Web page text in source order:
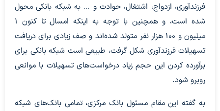
فرزندآوری، ازدواج، اشتغال، حوادث و … به شبکه بانکی محول
شده است، و همچنین با توجه به اینکه امسال تا کنون ۱
میلیون و ۱۰۰ هزار نفر متولد شده‌اند و صف زیادی برای دریافت
تسهیلات فرزندآوری شکل گرفت، طبیعی است شبکه بانکی برای
برآورده کردن این حجم زیاد درخواست‌های تسهیلات با موانعی
روبرو شود.
به گفته این مقام مسئول بانک مرکزی، تمامی بانک‌های شبکه